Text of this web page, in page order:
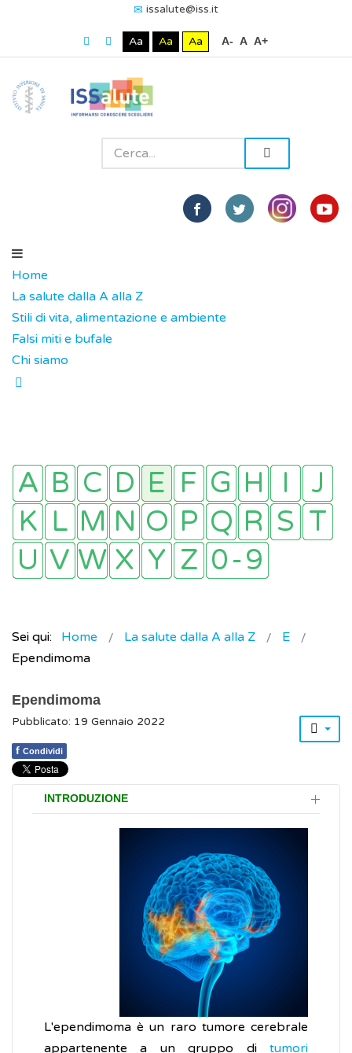
issalute@iss.it
Aa Aa Aa A- A A+
Home
La salute dalla A alla Z
Stili di vita, alimentazione e ambiente
Falsi miti e bufale
Chi siamo
Sei qui: Home La salute dalla A alla Z
E
Ependimoma
Ependimoma
Pubblicato: 19 Gennaio 2022
f Condividi
INTRODUZIONE
L'ependimoma è un raro tumore cerebrale
appartenente a un gruppo di tumori